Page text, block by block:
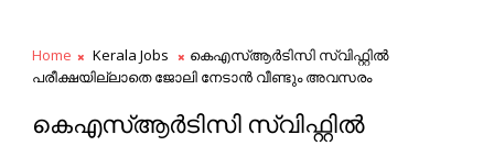
Home Kerala Jobs
കെഎസ്ആർടിസി സ്വിഫ്റ്റിൽ
പരീക്ഷയില്ലാതെ ജോലി നേടാൻ വീണ്ടും അവസരം
കെഎസ്ആർടിസി സ്വിഫ്റ്റിൽ